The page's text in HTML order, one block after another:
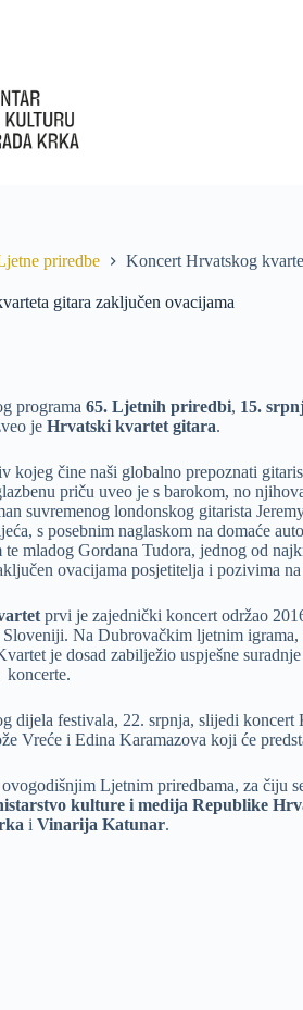
priredbe Koncert Hrvatskog
gitara zaključen ovacijama
programa 65. Ljetnih priredbi, 15.
je Hrvatski kvartet gitara.
kojeg čine naši globalno prepoznati
priču uveo je s barokom, no
suvremenog londonskog gitarista
s posebnim naglaskom na domaće
mladog Gordana Tudora, jednog od
ovacijama posjetitelja i pozivima
prvi je zajednički koncert održao
Na Dubrovačkim ljetnim
je dosad zabilježio uspješne
dijela festivala, 22. srpnja, slijedi
Vreće i Edina Karamazova koji će
Ljetnim priredbama, za čiju
kulture i medija Republike
i Vinarija Katunar.